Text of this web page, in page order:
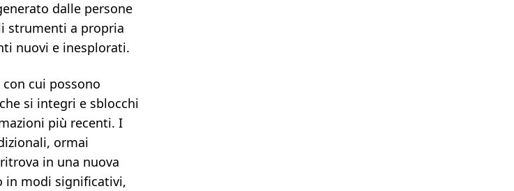
dalle persone
strumenti a propria
nuovi e inesplorati.
cui possono
si integri e sblocchi
più recenti. I
ormai
in una nuova
in modi significativi,